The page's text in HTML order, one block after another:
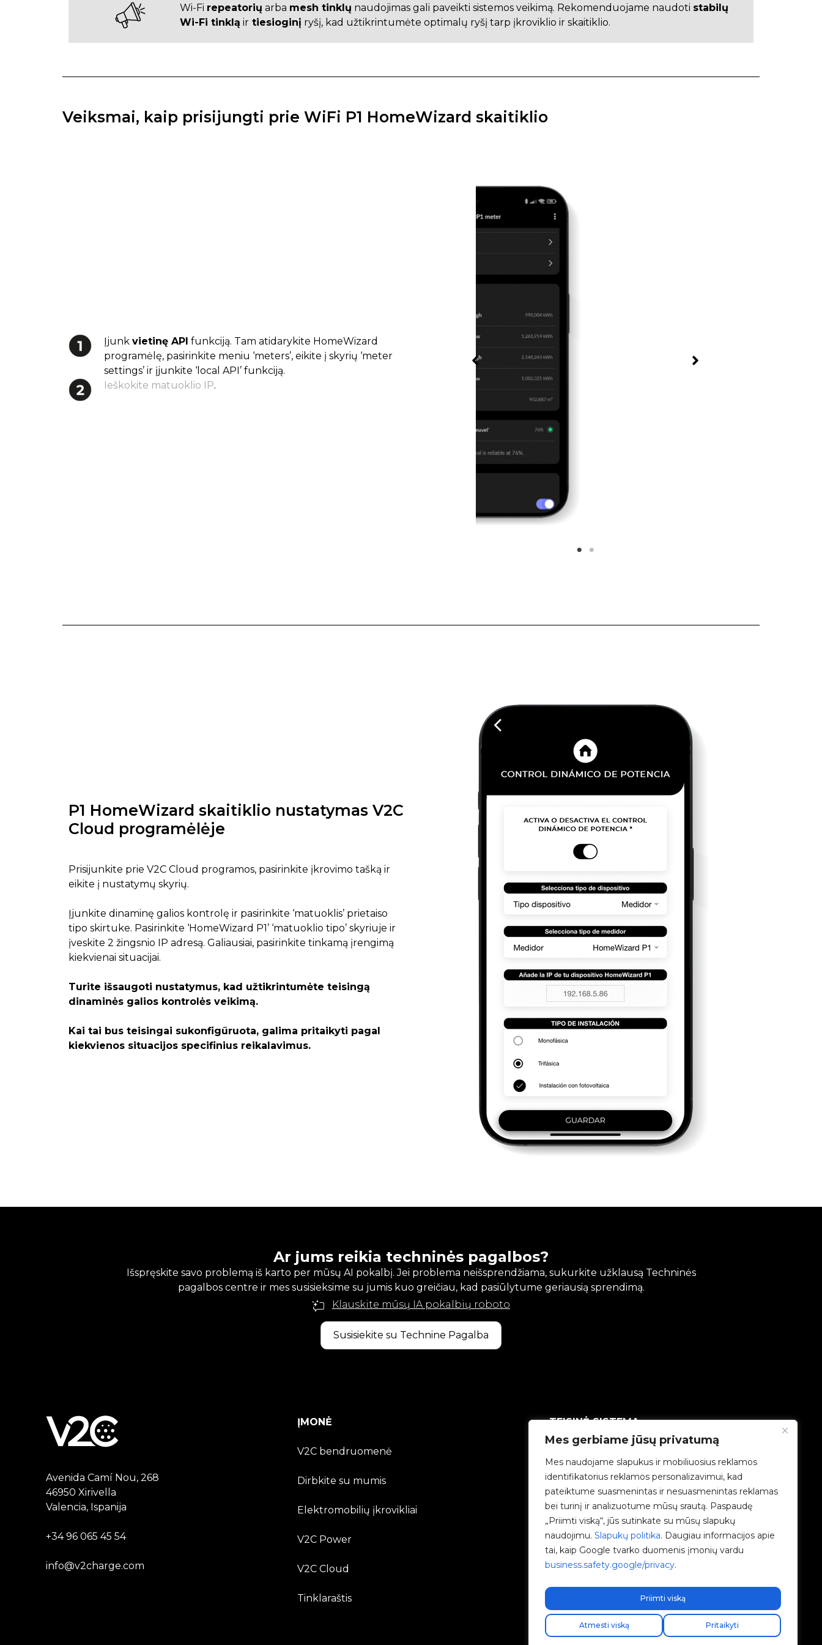
Mes gerbiame jūsų privatumą
Mes naudojame slapukus ir mobiliuosius reklamos
identifikatorius reklamos personalizavimui, kad
pateiktume suasmenintas ir nesuasmenintas reklamas
bei turinį ir analizuotume mūsų srautą. Paspaudę
„Priimti viską“, jūs sutinkate su mūsų slapukų
naudojimu. Slapukų politika. Daugiau informacijos apie
tai, kaip Google tvarko duomenis įmonių vardu
business.safety.google/privacy.
Pritaikyti
Atmesti viską
Priimti viską
Wi-Fi repeatorių arba mesh tinklų naudojimas gali paveikti sistemos veikimą. Rekomenduojame naudoti stabilų
Wi-Fi tinklą ir tiesioginį ryšį, kad užtikrintumėte optimalų ryšį tarp įkroviklio ir skaitiklio.
Veiksmai, kaip prisijungti prie WiFi P1 HomeWizard skaitiklio
Įjunk vietinę API funkciją. Tam atidarykite HomeWizard
programėlę, pasirinkite meniu ‘meters’, eikite į skyrių ‘meter
settings’ ir įjunkite ‘local API’ funkciją.
Ieškokite matuoklio IP.
P1 HomeWizard skaitiklio nustatymas V2C
Cloud programėlėje
Prisijunkite prie V2C Cloud programos, pasirinkite įkrovimo tašką ir
eikite į nustatymų skyrių.
Įjunkite dinaminę galios kontrolę ir pasirinkite ‘matuoklis’ prietaiso
tipo skirtuke. Pasirinkite ‘HomeWizard P1’ ‘matuoklio tipo’ skyriuje ir
įveskite 2 žingsnio IP adresą. Galiausiai, pasirinkite tinkamą įrengimą
kiekvienai situacijai.
Turite išsaugoti nustatymus, kad užtikrintumėte teisingą
dinaminės galios kontrolės veikimą.
Kai tai bus teisingai sukonfigūruota, galima pritaikyti pagal
kiekvienos situacijos specifinius reikalavimus.
Ar jums reikia techninės pagalbos?
Išspręskite savo problemą iš karto per mūsų AI pokalbį. Jei problema neišsprendžiama, sukurkite užklausą Techninės
pagalbos centre ir mes susisieksime su jumis kuo greičiau, kad pasiūlytume geriausią sprendimą.
Klauskite mūsų IA pokalbių roboto
Susisiekite su Technine Pagalba
Avenida Camí Nou, 268
46950 Xirivella
Valencia, Ispanija
+34 96 065 45 54
info@v2charge.com
ĮMONĖ
V2C bendruomenė
Dirbkite su mumis
Elektromobilių įkrovikliai
V2C Power
V2C Cloud
Tinklaraštis
TEISINĖ SISTEMA
Teisinė informacija
Slapukų politika
Etikos kanalas
Kokybės politika